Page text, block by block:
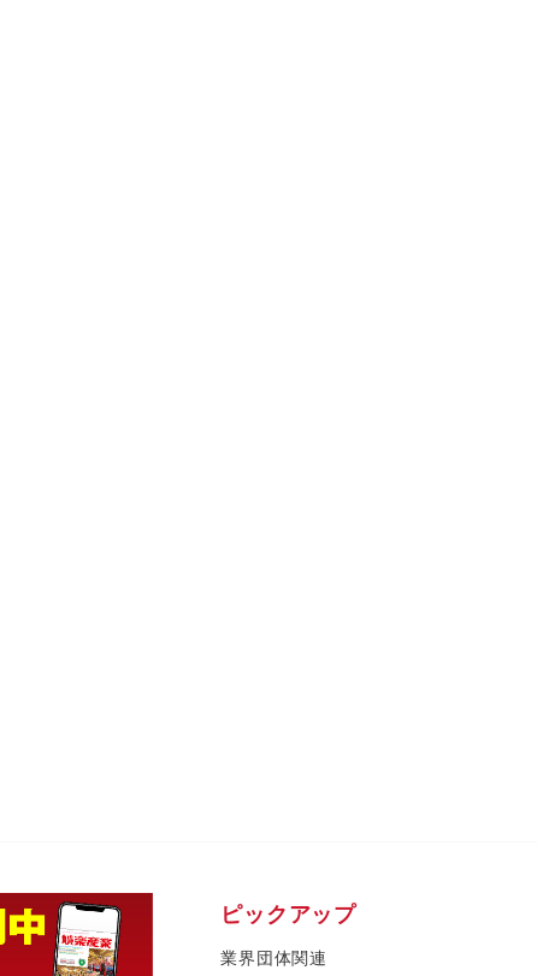
ピックアップ
業界団体関連